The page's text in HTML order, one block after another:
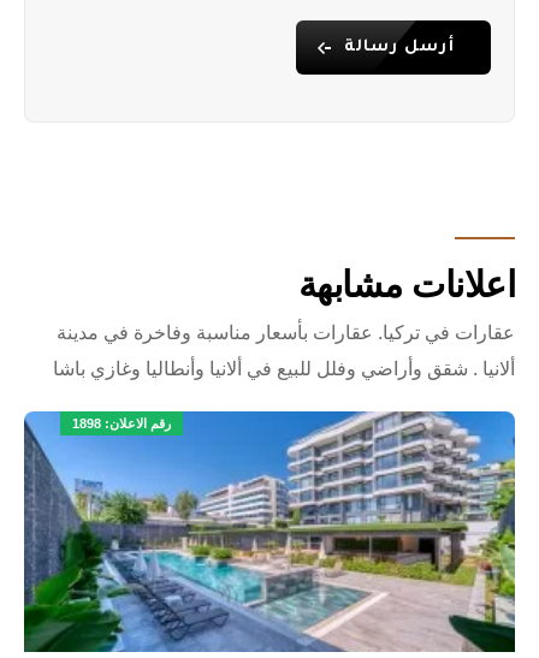
أرسل رسالة
اعلانات مشابهة
عقارات في تركيا. عقارات بأسعار مناسبة وفاخرة في مدينة
ألانيا . شقق وأراضي وفلل للبيع في ألانيا وأنطاليا وغازي باشا
رقم الاعلان: 1898